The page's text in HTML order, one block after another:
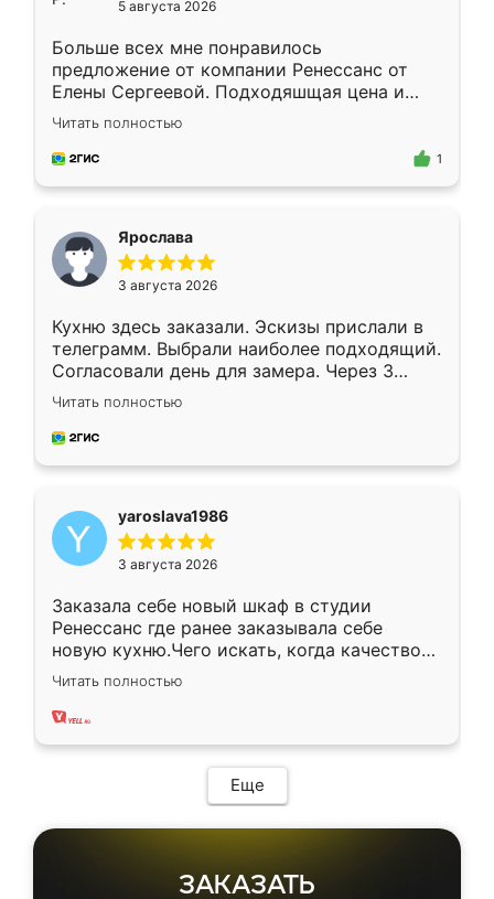
5 августа 2026
Больше всех мне понравилось
предложение от компании Ренессанс от
Елены Сергеевой. Подходяшщая цена и
короткие сроки изготовления. Приехавший
для замера сотрудник Владислав
предложил по моему эскизу самый
Читать полностью
1
Ярослава
3 августа 2026
Кухню здесь заказали. Эскизы прислали в
телеграмм. Выбрали наиболее подходящий.
Согласовали день для замера. Через 3
недели кухня была уже готова. Остались
довольны работой. Спасибо Ренессанс
мебель за качественную работу!
Читать полностью
yaroslava1986
3 августа 2026
Заказала себе новый шкаф в студии
Ренессанс где ранее заказывала себе
новую кухню.Чего искать, когда качеством
вполне довольна. Служит кухня уже почти
два года, нареканий нет.
Читать полностью
Еще
ЗАКАЗАТЬ